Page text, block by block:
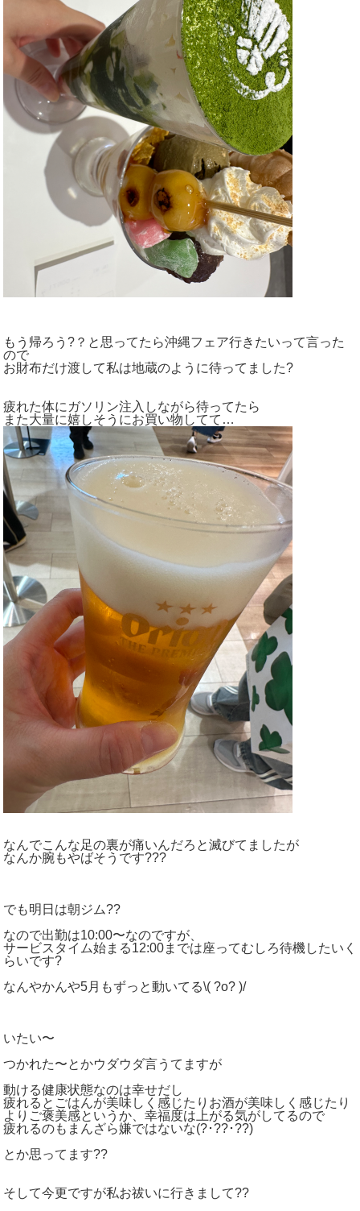
もう帰ろう?？と思ってたら沖縄フェア行きたいって言った
ので
お財布だけ渡して私は地蔵のように待ってました?
疲れた体にガソリン注入しながら待ってたら
また大量に嬉しそうにお買い物してて…
なんでこんな足の裏が痛いんだろと滅びてましたが
なんか腕もやばそうです???
でも明日は朝ジム??
なので出勤は10:00〜なのですが、
サービスタイム始まる12:00までは座ってむしろ待機したいく
らいです?
なんやかんや5月もずっと動いてる\( ?o? )/
いたい〜
つかれた〜とかウダウダ言うてますが
動ける健康状態なのは幸せだし
疲れるとごはんが美味しく感じたりお酒が美味しく感じたり
よりご褒美感というか、幸福度は上がる気がしてるので
疲れるのもまんざら嫌ではないな(?･??･??)
とか思ってます??
そして今更ですが私お祓いに行きまして??